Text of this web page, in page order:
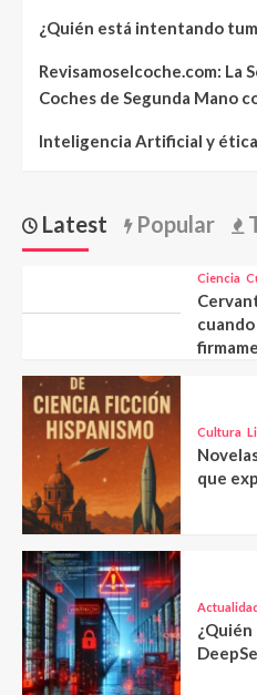
¿Quién está intentando
Revisamoselcoche.com: La
Coches de Segunda Mano
Inteligencia Artificial y ética
Latest Popular
Ciencia
Cultura
que